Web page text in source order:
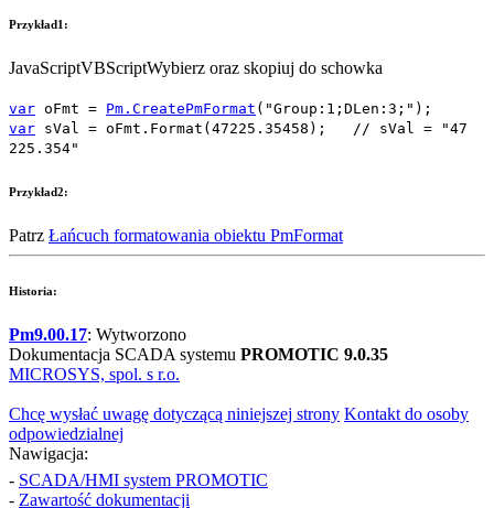
Przykład1:
JavaScriptVBScriptWybierz oraz skopiuj do schowka
var oFmt = Pm.CreatePmFormat ( "Group:1;DLen:3;" );
var sVal = oFmt . Format ( 47225.35458 ); // sVal = "47
225.354"
Przykład2:
Patrz Łańcuch formatowania obiektu PmFormat
Historia:
Pm9.00.17: Wytworzono
Dokumentacja SCADA systemu PROMOTIC 9.0.35
MICROSYS, spol. s r.o.
Chcę wysłać uwagę dotyczącą niniejszej strony Kontakt do osoby
odpowiedzialnej
Nawigacja:
- SCADA/HMI system PROMOTIC
- Zawartość dokumentacji